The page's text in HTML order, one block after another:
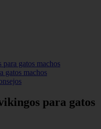
gatos machos
gatos machos
para gatos